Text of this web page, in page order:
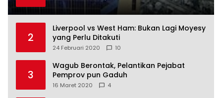
2
Liverpool vs West Ham: Bukan Lagi Moyesy
yang Perlu Ditakuti
24 Februari 2020 10
3
Wagub Berontak, Pelantikan Pejabat
Pemprov pun Gaduh
16 Maret 2020 4